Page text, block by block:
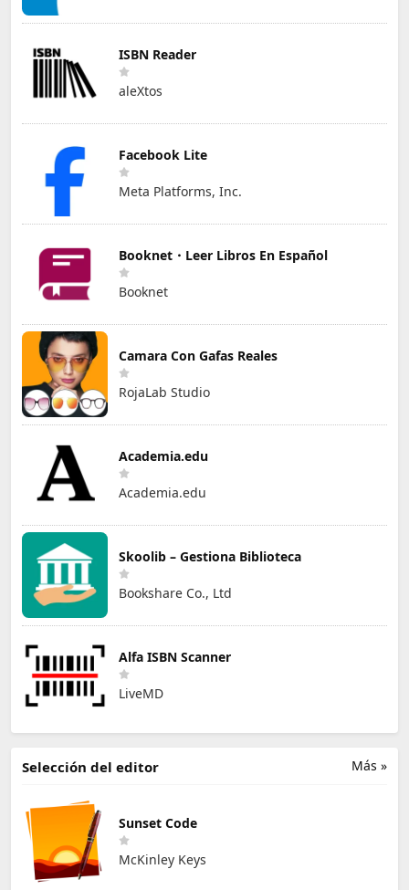
ISBN Reader
aleXtos
Facebook Lite
Meta Platforms, Inc.
Booknet・Leer Libros En Español
Booknet
Camara Con Gafas Reales
RojaLab Studio
Academia.edu
Academia.edu
Skoolib – Gestiona Biblioteca
Bookshare Co., Ltd
Alfa ISBN Scanner
LiveMD
Más »
Selección del editor
Sunset Code
McKinley Keys